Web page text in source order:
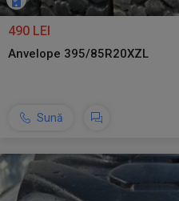
490 LEI
Anvelope 395/85R20XZL
Sună